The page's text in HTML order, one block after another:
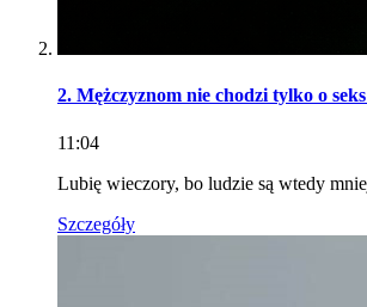
2. Mężczyznom nie chodzi tylko o
11:04
Lubię wieczory, bo ludzie są wtedy
Szczegóły